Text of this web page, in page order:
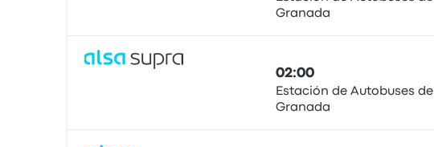
Granada
02:00
Estación de Autobuses de
Granada